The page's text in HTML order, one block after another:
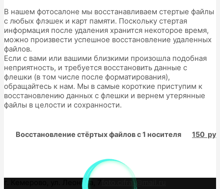
В нашем фотосалоне мы восстанавливаем стертые файлы
с любых флэшек и карт памяти. Поскольку стертая
информация после удаления хранится некоторое время,
можно произвести успешное восстановление удаленных
файлов.
Если с вами или вашими близкими произошла подобная
неприятность, и требуется восстановить данные с
флешки (в том числе после форматирования),
обращайтесь к нам. Мы в самые короткие приступим к
восстановлению данных с флешки и вернем утерянные
файлы в целости и сохранности.
Восстановление стёртых файловс 1 носителя 150
г. Кемерово, ул. Леонова, 7 foto.cifra1@mail.ru